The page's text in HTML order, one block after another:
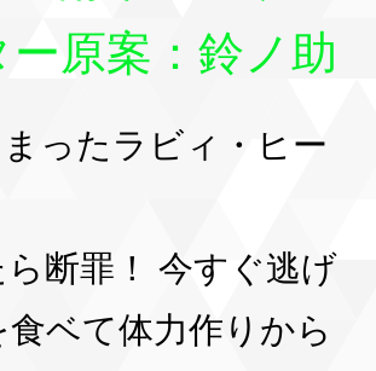
原案：鈴ノ助
ったラビィ・ヒー
断罪！ 今すぐ逃げ
ベて体力作りから